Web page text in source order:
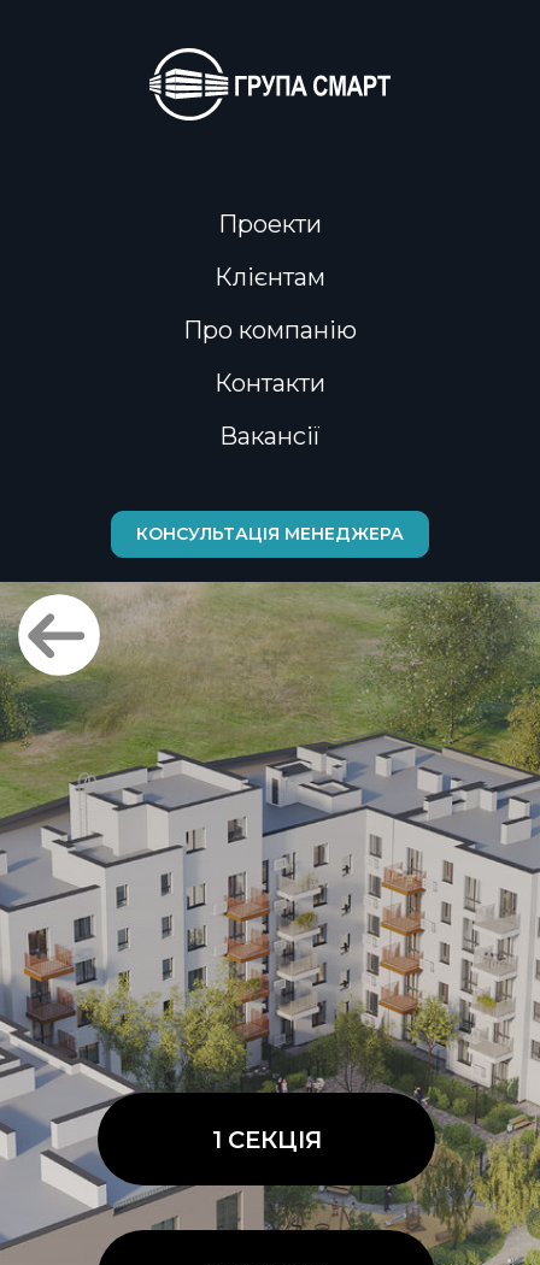
Проекти
Клієнтам
Про компанію
Контакти
Вакансії
КОНСУЛЬТАЦІЯ МЕНЕДЖЕРА
2 СЕКЦІЯ
1 СЕКЦІЯ
3 СЕКЦІЯ
4 СЕКЦІЯ
5 СЕКЦІЯ